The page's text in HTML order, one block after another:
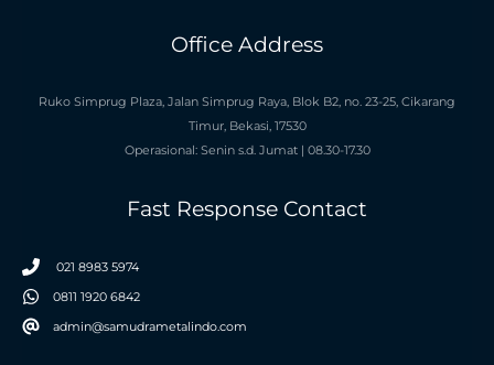
Office Address
Ruko Simprug Plaza, Jalan Simprug Raya, Blok B2, no. 23-25, Cikarang
Timur, Bekasi, 17530
Operasional: Senin s.d. Jumat | 08.30-17.30
Fast Response Contact
021 8983 5974
0811 1920 6842
admin@samudrametalindo.com